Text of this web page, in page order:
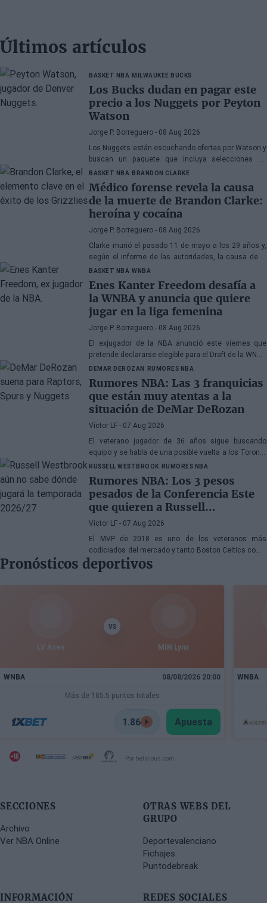
Últimos artículos
BASKET NBA MILWAUKEE BUCKS
Los Bucks dudan en pagar este
precio a los Nuggets por Peyton
Watson
Jorge P. Borreguero - 08 Aug 2026
Los Nuggets están escuchando ofertas por Watson y
buscan un paquete que incluya selecciones de
primera ronda, jóvenes talentos o una combinación
de ambos
BASKET NBA BRANDON CLARKE
Médico forense revela la causa
de la muerte de Brandon Clarke:
heroína y cocaína
Jorge P. Borreguero - 08 Aug 2026
Clarke murió el pasado 11 de mayo a los 29 años y,
según el informe de las autoridades, la causa de la
muerte fueron los efectos de la heroína y la cocaína
BASKET NBA WNBA
Enes Kanter Freedom desafía a
la WNBA y anuncia que quiere
jugar en la liga femenina
Jorge P. Borreguero - 08 Aug 2026
El exjugador de la NBA anunció este viernes que
pretende declararse elegible para el Draft de la WNBA
de 2027
DEMAR DEROZAN RUMORES NBA
Rumores NBA: Las 3 franquicias
que están muy atentas a la
situación de DeMar DeRozan
Víctor LF - 07 Aug 2026
El veterano jugador de 36 años sigue buscando
equipo y se habla de una posible vuelta a los Toronto
Raptors o San Antonio Spurs, mientras Denver
Nuggets también forma parte de la ecuación
RUSSELL WESTBROOK RUMORES NBA
Rumores NBA: Los 3 pesos
pesados de la Conferencia Este
que quieren a Russell
Westbrook
Víctor LF - 07 Aug 2026
El MVP de 2018 es uno de los veteranos más
codiciados del mercado y tanto Boston Celtics como
Cleveland Cavaliers y Detroit Pistons estarían
interesados en hacerse con sus servicios
Pronósticos deportivos
LV Aces
VS
MIN Lynx
WNBA 08/08/2026 20:00
Más de 185.5 puntos totales
1.86 Apuesta
WNBA
Por beticious.com
SECCIONES
Archivo
Ver NBA Online
OTRAS WEBS DEL
GRUPO
Deportevalenciano
Fichajes
Puntodebreak
INFORMACIÓN REDES SOCIALES